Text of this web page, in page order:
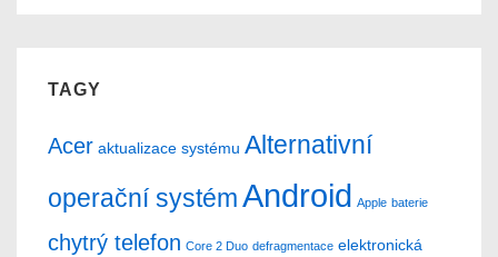
TAGY
Acer aktualizace systému Alternativní
operační systémAndroid Apple baterie
chytrý telefon Core 2 Duo defragmentace elektronická